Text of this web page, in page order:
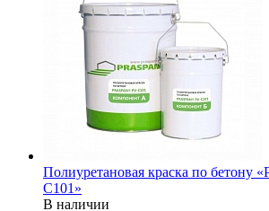
Полиуретановая краска по бетону
C101»
В наличии